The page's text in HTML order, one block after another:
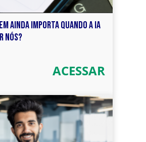
AINDA IMPORTA QUANDO A IA
NÓS?
ACESSAR